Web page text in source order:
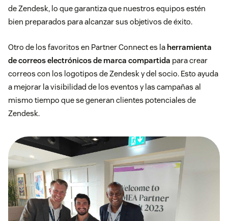
de Zendesk, lo que garantiza que nuestros equipos estén
bien preparados para alcanzar sus objetivos de éxito.
Otro de los favoritos en Partner Connect es la herramienta
de correos electrónicos de marca compartida para crear
correos con los logotipos de Zendesk y del socio. Esto ayuda
a mejorar la visibilidad de los eventos y las campañas al
mismo tiempo que se generan clientes potenciales de
Zendesk.